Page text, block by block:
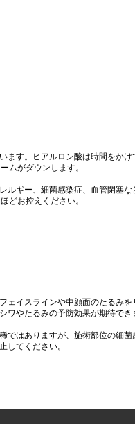
す。ヒアルロン酸は時間をか
ムがダウンします。
ギー、細菌感染症、血管閉塞
どお控えください。
イスラインや中顔面のたるみ
ワやたるみの予防効果が期待でき
はありますが、施術部位の細
してください。